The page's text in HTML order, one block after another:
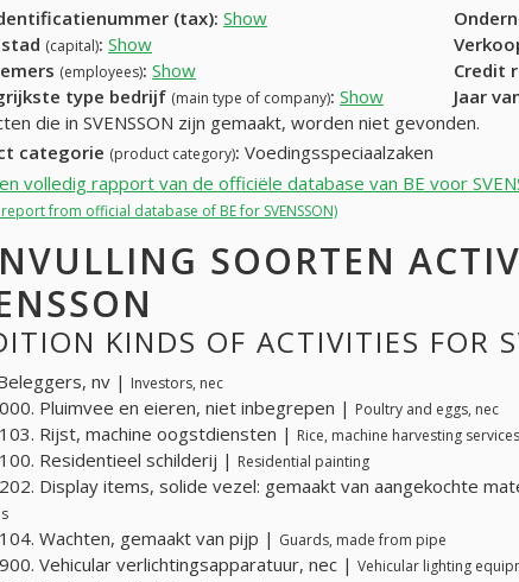
(tax): Show
(capital): Show
(employees): Show Credit
type bedrijf (main type of company): Show Jaar
die in SVENSSON zijn gemaakt, worden niet gevonden.
categorie (product category): Voedingsspeciaalzaken
volledig rapport van de officiële database van BE voor
from official database of BE for SVENSSON)
SOORTEN
KINDS OF ACTIVITIES FOR
nv | Investors, nec
Pluimvee en eieren, niet inbegrepen | Poultry and eggs, nec
Rijst, machine oogstdiensten | Rice, machine harvesting services
Residentieel schilderij | Residential painting
Display items, solide vezel: gemaakt van aangekochte
Wachten, gemaakt van pijp | Guards, made from pipe
Vehicular verlichtingsapparatuur, nec | Vehicular lighting